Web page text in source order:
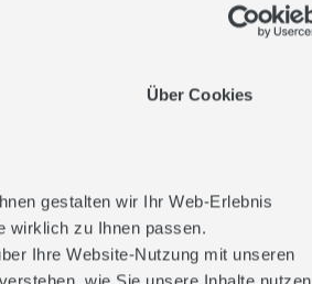
Über Cookies
gestalten wir Ihr Web-Erlebnis
wirklich zu Ihnen passen.
Ihre Website-Nutzung mit unseren